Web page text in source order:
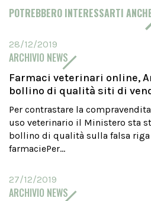
POTREBBERO INTERESSARTI
28/12/2019
ARCHIVIO NEWS
Farmaci veterinari online,
bollino di qualità siti di
Per contrastare la
uso veterinario il Ministero sta
bollino di qualità sulla falsa
farmaciePer...
27/12/2019
ARCHIVIO NEWS